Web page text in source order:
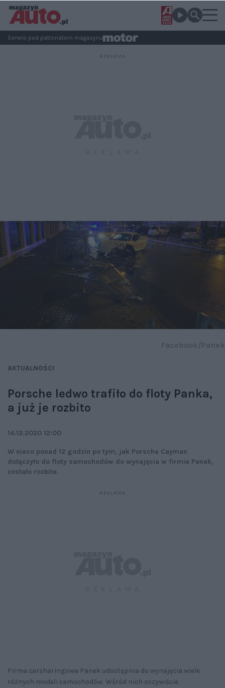
Serwis pod patronatem magazynu
AKTUALNOŚCI
Porsche ledwo trafiło do floty Panka,
a już je rozbito
14.12.2020 12:00
W nieco ponad 12 godzin po tym, jak Porsche Cayman
dołączyło do floty samochodów do wynajęcia w firmie Panek,
zostało rozbite.
Firma carsharingowa Panek udostępnia do wynajęcia wiele
różnych modeli samochodów. Wśród nich oczywiście